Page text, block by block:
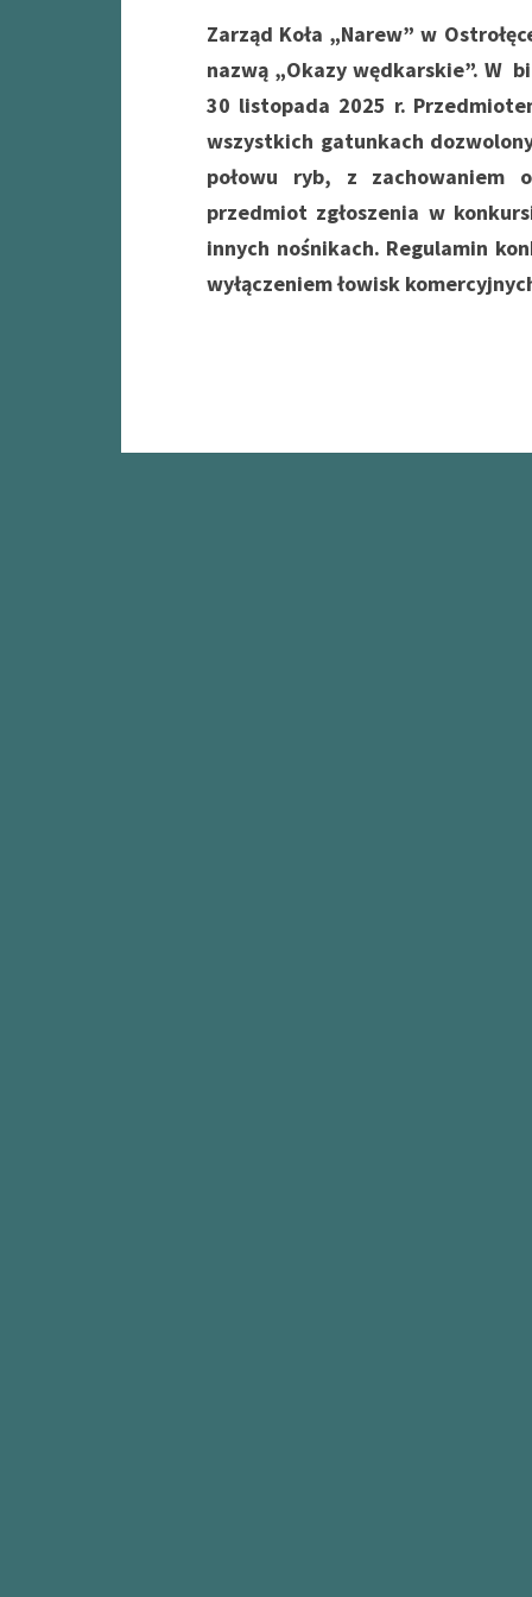
Zarząd Koła „Narew” w
nazwą „Okazy wędkarskie”. W
30 listopada 2025 r.
wszystkich gatunkach
połowu ryb, z zachowaniem
przedmiot zgłoszenia w
innych nośnikach. Regulamin
wyłączeniem łowisk